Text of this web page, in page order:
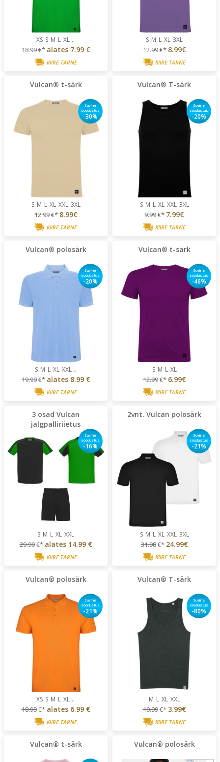
XS S M L XL...
18.99€* alates7.99 €
KIIRE TARNE
S M L XL 3XL
12.99€* 8.99€
KIIRE TARNE
Vulcan® t-särk
Suvine
soodustus
-30%
S M L XL XXL 3XL
12.99€* 8.99€
KIIRE TARNE
Vulcan® T-särk
Suvine
soodustus
-20%
S M L XL XXL 3XL
9.99€* 7.99€
KIIRE TARNE
Vulcan® polosärk
Suvine
soodustus
-20%
S M L XL XXL...
19.99€* alates8.99 €
KIIRE TARNE
Vulcan® t-särk
Suvine
soodustus
-46%
S M L XL
12.99€* 6.99€
KIIRE TARNE
3 osad Vulcan
jalgpalliriietus
Suvine
soodustus
-16%
S M L XL XXL
29.99€* alates14.99 €
KIIRE TARNE
2vnt. Vulcan polosärk
Suvine
soodustus
-21%
S M L XL XXL 3XL
31.98€* 24.99€
KIIRE TARNE
Vulcan® polosärk
Suvine
soodustus
-21%
XS S M L XL...
18.99€* alates6.99 €
KIIRE TARNE
Vulcan® T-särk
Suvine
soodustus
-80%
M L XL XXL
19.99€* 3.99€
KIIRE TARNE
Vulcan® t-särk Vulcan® polosärk